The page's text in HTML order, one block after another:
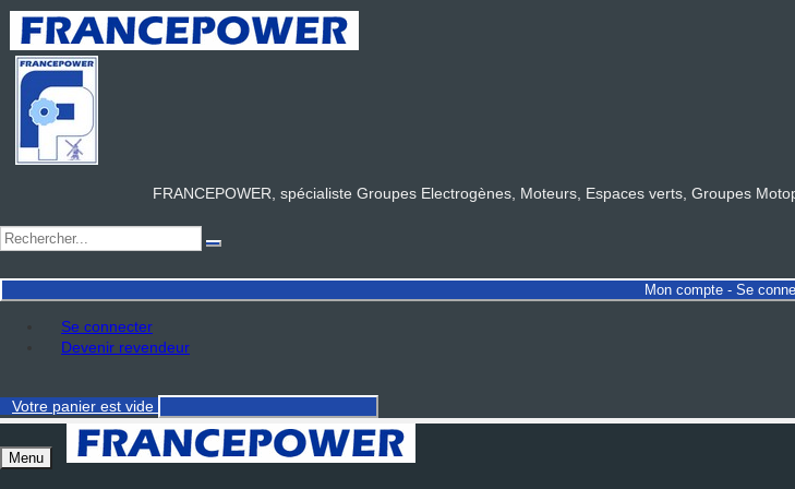
FRANCEPOWER, spécialiste Groupes Electrogènes, Moteurs, Espaces verts, Groupes
Mon compte - Se
Se connecter
Devenir revendeur
Votre panier est vide
Menu